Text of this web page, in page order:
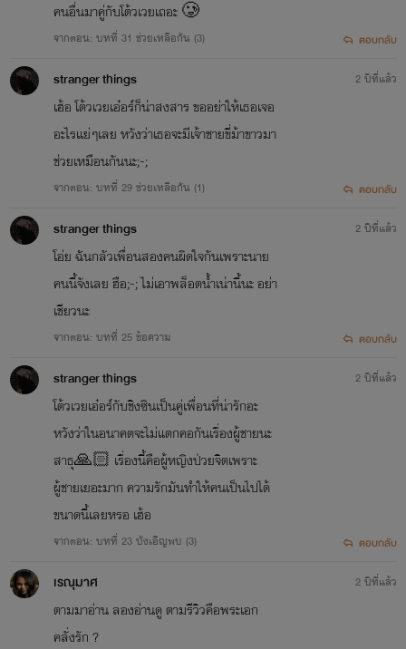
คนอื่นมาคู่กับโต้วเวยเถอะ 🥲
จากตอน: บทที่ 31 ช่วยเหลือกัน (3) ตอบกลับ
stranger things
เฮ้อ โต้วเวยเอ๋อร์ก็น่าสงสาร ขออย่าให้เธอเจอ
อะไรแย่ๆเลย หวังว่าเธอจะมีเจ้าชายขี่ม้าขาวมา
ช่วยเหมือนกันนะ;-;
จากตอน: บทที่ 29 ช่วยเหลือกัน (1)
2 ปีที่แล้ว
ตอบกลับ
stranger things
โอ่ย ฉันกลัวเพื่อนสองคนผิดใจกันเพราะนาย
คนนี้จังเลย ฮือ;-; ไม่เอาพล็อตน้ำเน่านี้นะ อย่า
เชียวนะ
จากตอน: บทที่ 25 ข้อความ
2 ปีที่แล้ว
ตอบกลับ
stranger things
โต้วเวยเอ๋อร์กับชิงซินเป็นคู่เพื่อนที่น่ารักอะ
หวังว่าในอนาคตจะไม่แตกคอกันเรื่องผู้ชายนะ
สาธุ🙏🏻 เรื่องนี้คือผู้หญิงป่วยจิตเพราะ
ผู้ชายเยอะมาก ความรักมันทำให้คนเป็นไปได้
ขนาดนี้เลยหรอ เฮ้อ
จากตอน: บทที่ 23 บังเอิญพบ (3)
2 ปีที่แล้ว
ตอบกลับ
เรณุมาศ
ตามมาอ่าน ลองอ่านดู ตามรีวิวคือพระเอก
คลั่งรัก ?
2 ปีที่แล้ว